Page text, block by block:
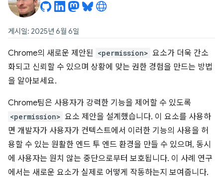
게시일: 2025년 6월 6일
Chrome의 새로운 제안된 <permission> 요소가 더욱 간소
화되고 신뢰할 수 있으며 상황에 맞는 권한 경험을 만드는 방법
을 알아보세요.
Chrome팀은 사용자가 강력한 기능을 제어할 수 있도록
<permission> 요소 제안을 설계했습니다. 이 요소를 사용하
면 개발자가 사용자가 컨텍스트에서 이러한 기능의 사용을 허
용할 수 있는 원활한 엔드 투 엔드 환경을 만들 수 있으며, 동시
에 사용자는 원치 않는 중단으로부터 보호됩니다. 이 사례 연구
에서는 새로운 요소가 실제로 어떻게 작동하는지 보여줍니다.